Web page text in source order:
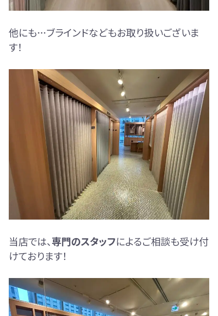
他にも…ブラインドなどもお取り扱いございま
す！
当店では、専門のスタッフによるご相談も受け付
けております！